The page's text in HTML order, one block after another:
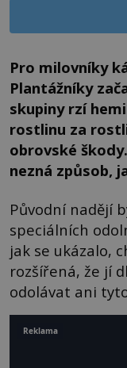
Pro milovníky
Plantážníky
skupiny rzí
rostlinu za
obrovské
nezná způsob,
Původní nadějí
speciálních
jak se ukázalo,
rozšířená, že jí
odolávat ani
Reklama